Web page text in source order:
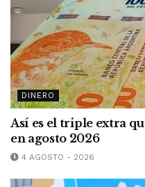
DINERO
Así es el triple extra
en agosto 2026
4 AGOSTO - 2026